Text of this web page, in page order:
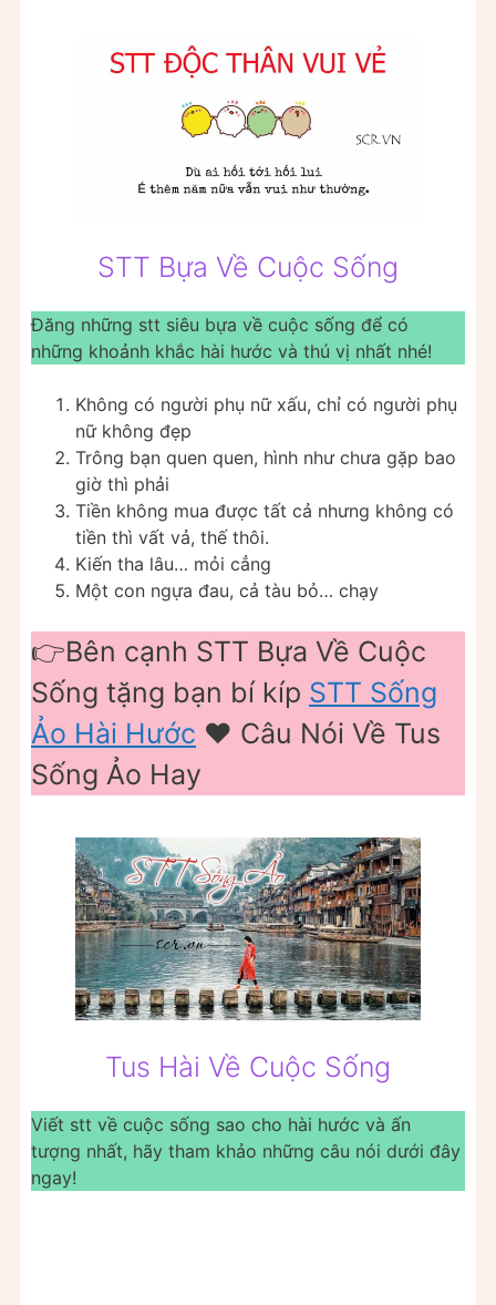
STT Bựa Về Cuộc Sống
Đăng những stt siêu bựa về cuộc sống để có
những khoảnh khắc hài hước và thú vị nhất nhé!
Không có người phụ nữ xấu, chỉ có người phụ
nữ không đẹp
Trông bạn quen quen, hình như chưa gặp bao
giờ thì phải
Tiền không mua được tất cả nhưng không có
tiền thì vất vả, thế thôi.
Kiến tha lâu… mỏi cẳng
Một con ngựa đau, cả tàu bỏ… chạy
👉Bên cạnh STT Bựa Về Cuộc
Sống tặng bạn bí kíp STT Sống
Ảo Hài Hước ❤️️ Câu Nói Về Tus
Sống Ảo Hay
Tus Hài Về Cuộc Sống
Viết stt về cuộc sống sao cho hài hước và ấn
tượng nhất, hãy tham khảo những câu nói dưới đây
ngay!